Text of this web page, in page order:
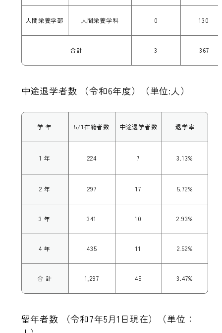
人間栄養学部 人間栄養学科 0 130
合計 3 367
中途退学者数 （令和6年度）（単位:人）
学 年 5/1在籍者数 中途退学者数 退学率
1 年 224 7 3.13%
2 年 297 17 5.72%
3 年 341 10 2.93%
4 年 435 11 2.52%
合 計 1,297 45 3.47%
留年者数 （令和7年5月1日現在）（単位：